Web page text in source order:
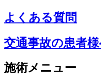
よくある質問
交通事故の患者
施術メニュー